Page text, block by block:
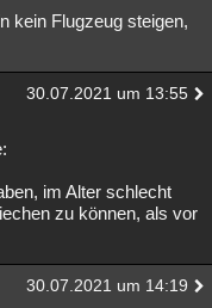
kein Flugzeug steigen,
30.07.2021 um 13:55
im Alter schlecht
zu können, als vor
30.07.2021 um 14:19